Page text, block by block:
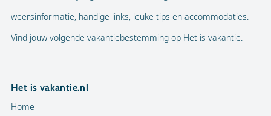
weersinformatie, handige links, leuke tips en accommodaties.
Vind jouw volgende vakantiebestemming op Het is vakantie.
Het is vakantie.nl
Home